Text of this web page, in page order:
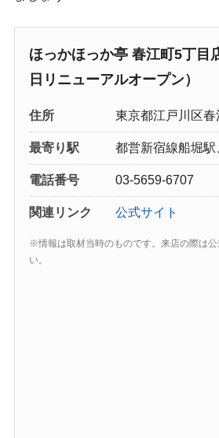
ほっかほっか亭 春江町5丁目
日リニューアルオープン）
住所 東京都江戸川区
最寄り駅 都営新宿線船堀駅
電話番号 03-5659-6707
関連リンク 公式サイト
※情報は取材当時のものです。来店の際は
い。